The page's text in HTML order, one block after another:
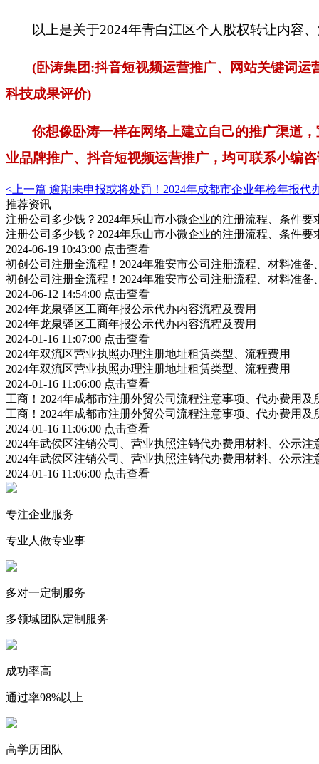
以上是关于2024年青白江区个人 股权转让内容
(卧涛集团:抖音短视频运营推广、网站关键词
科技成果评价)
你想像卧涛一样在网络上建立自己的推广渠道
业品牌推广、抖音短视频运营推广，均可联系小编
<上一篇 逾期未申报或将处罚！2024年成都市企业年检年报代
推荐资讯
注册公司多少钱？2024年乐山市小微企业的注册流程、条件要
注册公司多少钱？2024年乐山市小微企业的注册流程、条件要
2024-06-19 10:43:00 点击查看
初创公司注册全流程！2024年雅安市公司注册流程、材料准备
初创公司注册全流程！2024年雅安市公司注册流程、材料准备
2024-06-12 14:54:00 点击查看
2024年龙泉驿区工商年报公示代办内容流程及费用
2024年龙泉驿区工商年报公示代办内容流程及费用
2024-01-16 11:07:00 点击查看
2024年双流区营业执照办理注册地址租赁类型、流程费用
2024年双流区营业执照办理注册地址租赁类型、流程费用
2024-01-16 11:06:00 点击查看
工商！2024年成都市注册外贸公司流程注意事项、代办费用及
工商！2024年成都市注册外贸公司流程注意事项、代办费用及
2024-01-16 11:06:00 点击查看
2024年武侯区注销公司、营业执照注销代办费用材料、公示注
2024年武侯区注销公司、营业执照注销代办费用材料、公示注
2024-01-16 11:06:00 点击查看
专注企业服务
专业人做专业事
多对一定制服务
多领域团队定制服务
成功率高
通过率98%以上
高学历团队